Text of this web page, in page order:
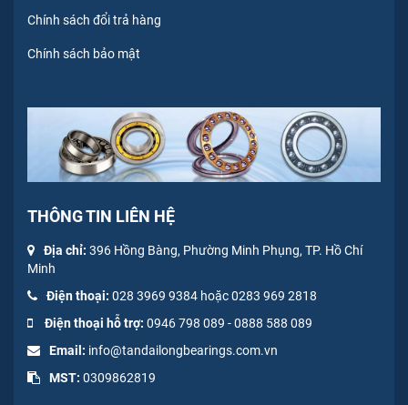
Chính sách đổi trả hàng
Chính sách bảo mật
THÔNG TIN LIÊN HỆ
Địa chỉ: 396 Hồng Bàng, Phường Minh Phụng, TP. Hồ Chí
Minh
Điện thoại: 028 3969 9384 hoặc 0283 969 2818
Điện thoại hỗ trợ: 0946 798 089 -0888 588 089
Email: info@tandailongbearings.com.vn
MST: 0309862819